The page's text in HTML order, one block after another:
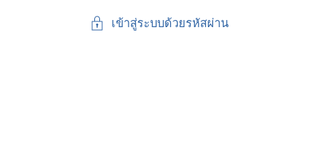
เข้าสู่ระบบด้วยรหัสผ่าน